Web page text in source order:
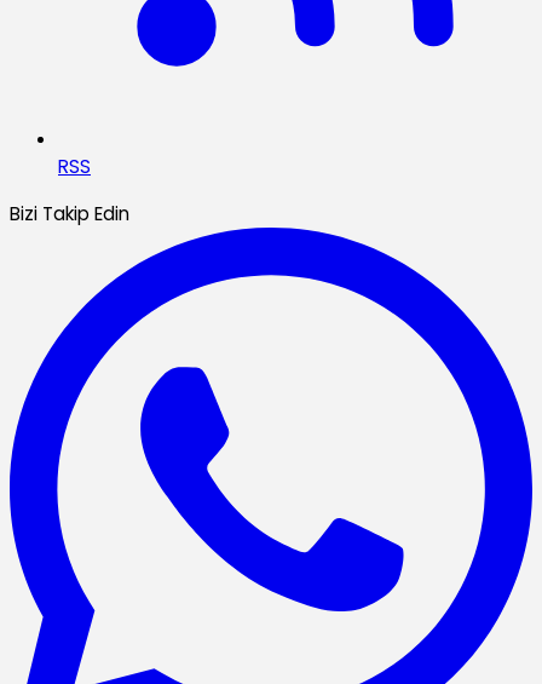
RSS
Bizi Takip Edin